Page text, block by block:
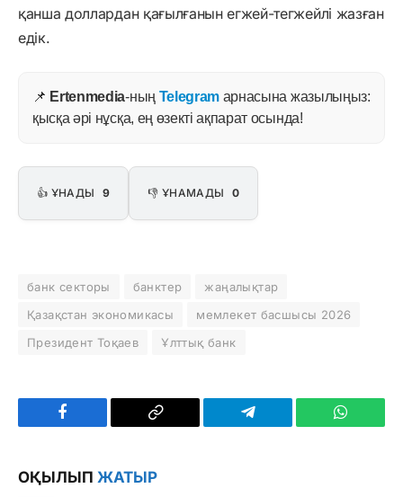
қанша доллардан қағылғанын егжей-тегжейлі жазған
едік.
📌 Ertenmedia-ның Telegram арнасына жазылыңыз:
қысқа әрі нұсқа, ең өзекті ақпарат осында!
👍 ҰНАДЫ 9 👎 ҰНАМАДЫ 0
банк секторы банктер
жаңалықтар
Қазақстан экономикасы
мемлекет басшысы 2026
Президент Тоқаев
Ұлттық банк
Facebook
Copy
Telegram
ОҚЫЛЫП ЖАТЫР